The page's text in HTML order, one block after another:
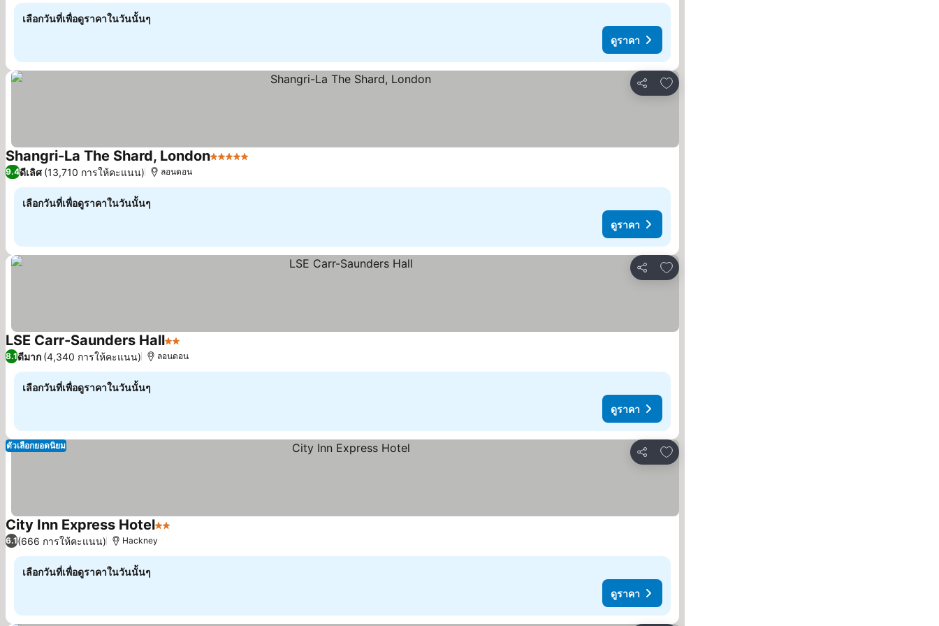
เลือกวันที่เพื่อดูราคาในวันนั้นๆ
ดูราคา
แชร์
เพิ่มในรายการโปรด
Shangri-La The Shard, London5 ดาว
9.4ดีเลิศ (13,710 การให้คะแนน) ลอนดอน
เลือกวันที่เพื่อดูราคาในวันนั้นๆ
ดูราคา
แชร์
เพิ่มในรายการโปรด
LSE Carr-Saunders Hall2 ดาว
8.1ดีมาก (4,340 การให้คะแนน) ลอนดอน
เลือกวันที่เพื่อดูราคาในวันนั้นๆ
ดูราคา
แชร์
เพิ่มในรายการโปรด
ตัวเลือกยอดนิยม
City Inn Express Hotel2 ดาว
6.1(666 การให้คะแนน) Hackney
เลือกวันที่เพื่อดูราคาในวันนั้นๆ
ดูราคา